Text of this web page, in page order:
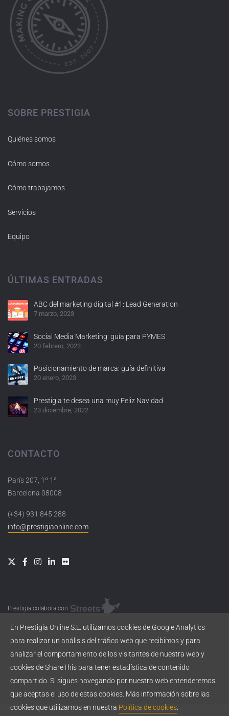
SOBRE PRESTIGIA
Quiénes somos
Cómo somos
Cómo trabajamos
Servicios
Equipo
ÚLTIMAS ENTRADAS
ABC del marketing digital #1: Lead Generation
7 marzo, 2023
Social Media Marketing: guía para PYMES
20 febrero, 2023
Posicionamiento de marca: guía definitiva
20 enero, 2023
Prestigia te desea una muy Feliz Navidad
23 diciembre, 2022
CONTACTO
París 207, 1º 1ª
Barcelona 08008
(+34) 931 845 288
info@prestigiaonline.com
Prestigia colabora con
En Prestigia Online S.L. utilizamos cookies de Google Analytics
para realizar un análisis del tráfico web que recibimos y para
analizar el comportamiento de los visitantes de nuestra web y
cookies de ShareThis para tener estadística de contenido
compartido. Si sigues navegando por nuestra web entenderemos
que aceptas el uso de estas cookies. Más información sobre las
cookies que utilizamos en nuestra Política de cookies